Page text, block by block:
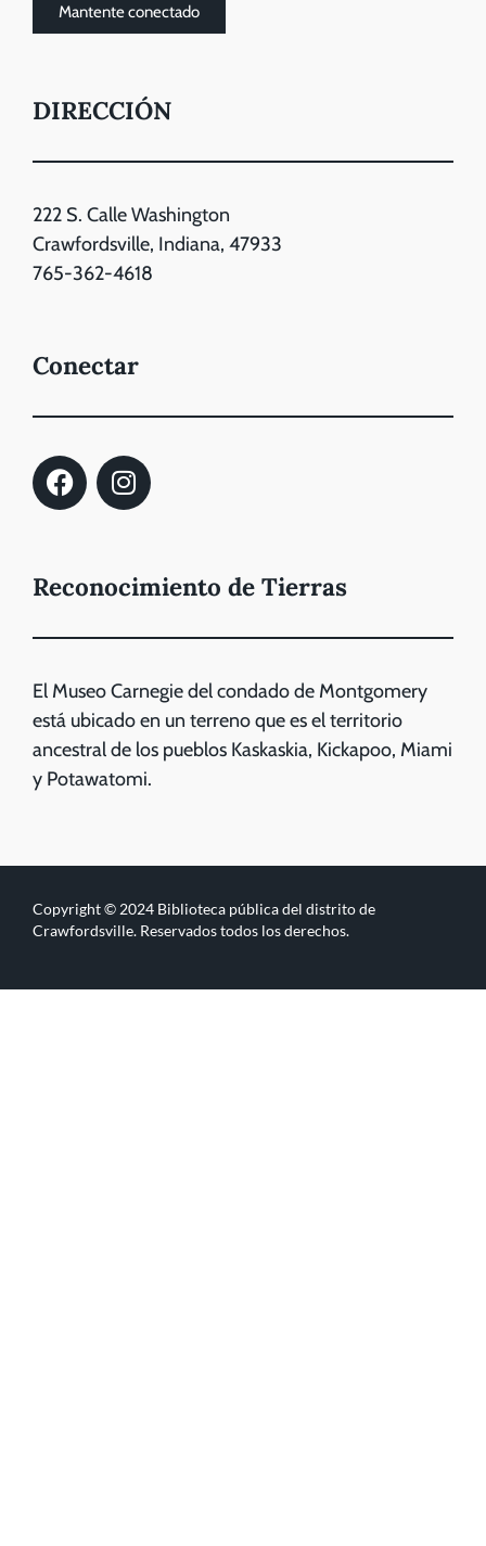
Mantente conectado
DIRECCIÓN
222 S. Calle Washington
Crawfordsville, Indiana, 47933
765-362-4618
Conectar
Reconocimiento de Tierras
El Museo Carnegie del condado de Montgomery
está ubicado en un terreno que es el territorio
ancestral de los pueblos Kaskaskia, Kickapoo, Miami
y Potawatomi.
Copyright © 2024 Biblioteca pública del distrito de
Crawfordsville. Reservados todos los derechos.